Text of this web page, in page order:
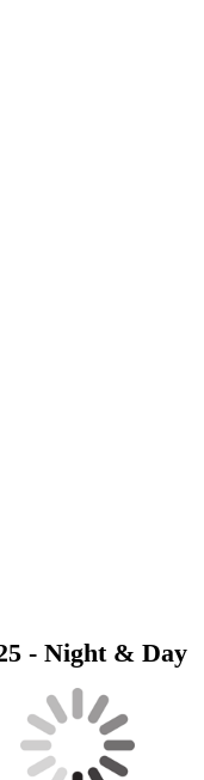
- Night & Day